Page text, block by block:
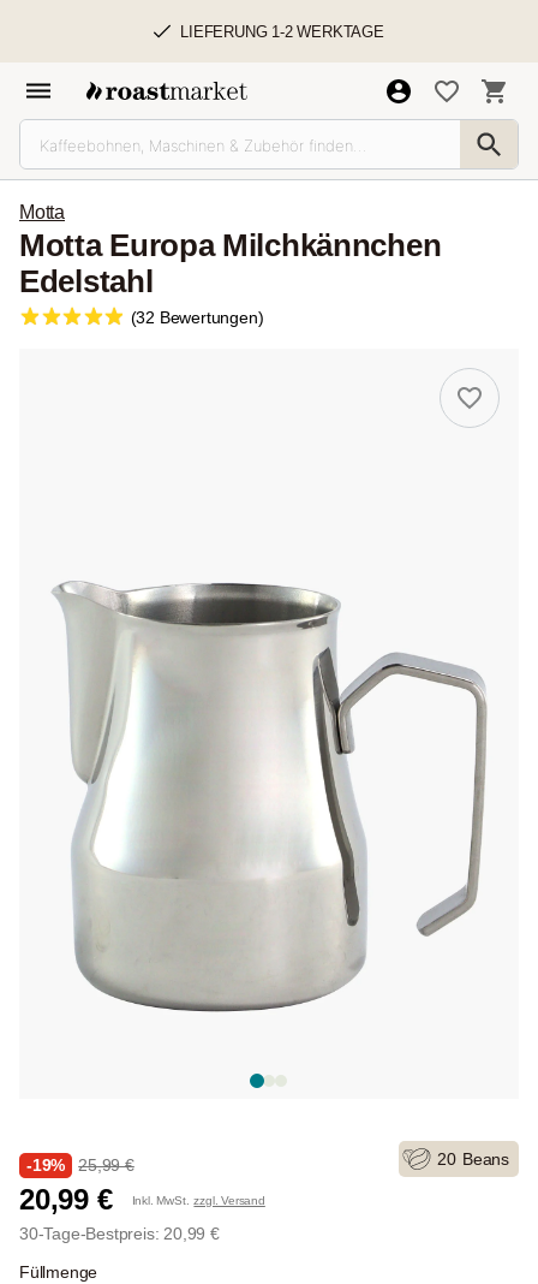
LIEFERUNG 1-2 WERKTAGE
Motta
Motta Europa Milchkännchen
Edelstahl
(32 Bewertungen)
-19% 25,99 €
20,99 € Inkl. MwSt. zzgl. Versand
30-Tage-Bestpreis: 20,99 €
20 Beans
Füllmenge